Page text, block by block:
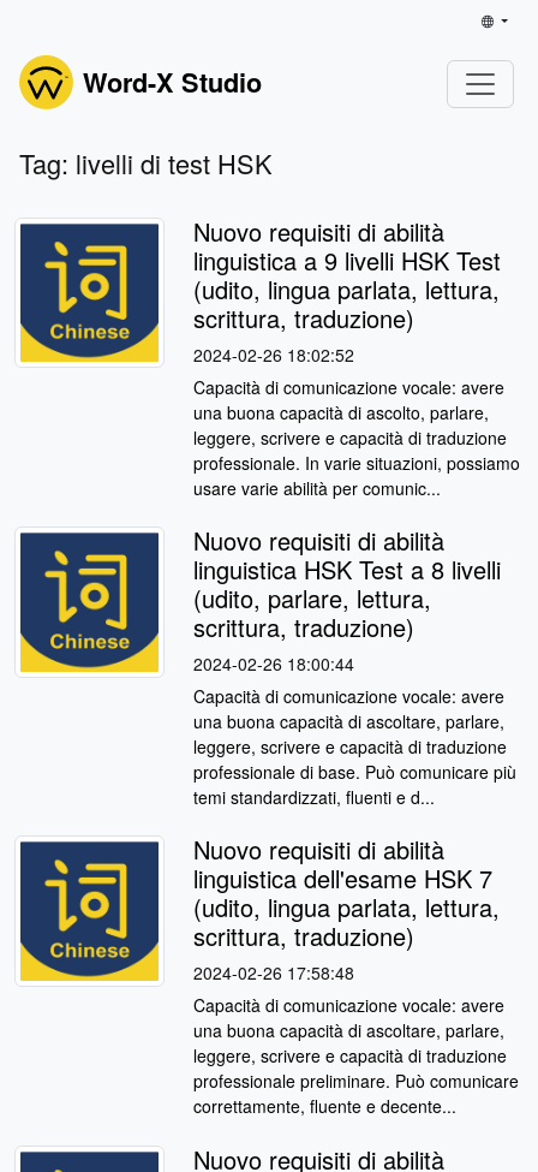
Word-X Studio
Tag: livelli di test HSK
Nuovo requisiti di abilità
linguistica a 9 livelli HSK Test
(udito, lingua parlata, lettura,
scrittura, traduzione)
2024-02-26 18:02:52
Capacità di comunicazione vocale: avere
una buona capacità di ascolto, parlare,
leggere, scrivere e capacità di traduzione
professionale. In varie situazioni, possiamo
usare varie abilità per comunic...
Nuovo requisiti di abilità
linguistica HSK Test a 8 livelli
(udito, parlare, lettura,
scrittura, traduzione)
2024-02-26 18:00:44
Capacità di comunicazione vocale: avere
una buona capacità di ascoltare, parlare,
leggere, scrivere e capacità di traduzione
professionale di base. Può comunicare più
temi standardizzati, fluenti e d...
Nuovo requisiti di abilità
linguistica dell'esame HSK 7
(udito, lingua parlata, lettura,
scrittura, traduzione)
2024-02-26 17:58:48
Capacità di comunicazione vocale: avere
una buona capacità di ascoltare, parlare,
leggere, scrivere e capacità di traduzione
professionale preliminare. Può comunicare
correttamente, fluente e decente...
Nuovo requisiti di abilità